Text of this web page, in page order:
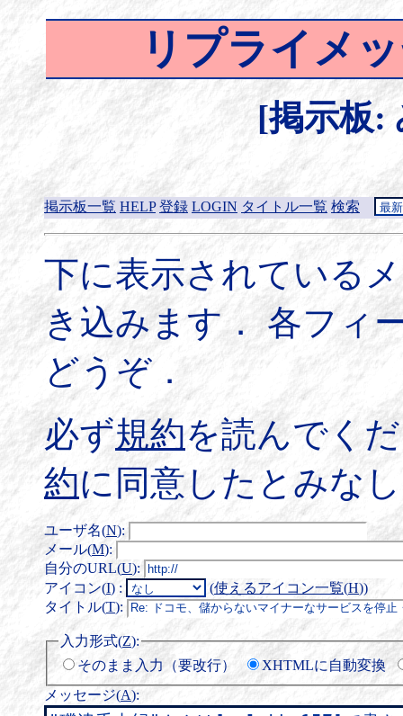
リプライメ
[掲示板:
掲示板一覧 HELP 登録 LOGIN タイトル一覧 検索
下に表示されている
き込みます． 各フィ
どうぞ．
必ず規約を読んでく
約に同意したとみな
ユーザ名(N):
メール(M):
自分のURL(U):
アイコン(I) : (使えるアイコン一覧(H))
タイトル(T):
入力形式(Z):
そのまま入力（要改行）
XHTMLに自動変換
メッセージ(A):